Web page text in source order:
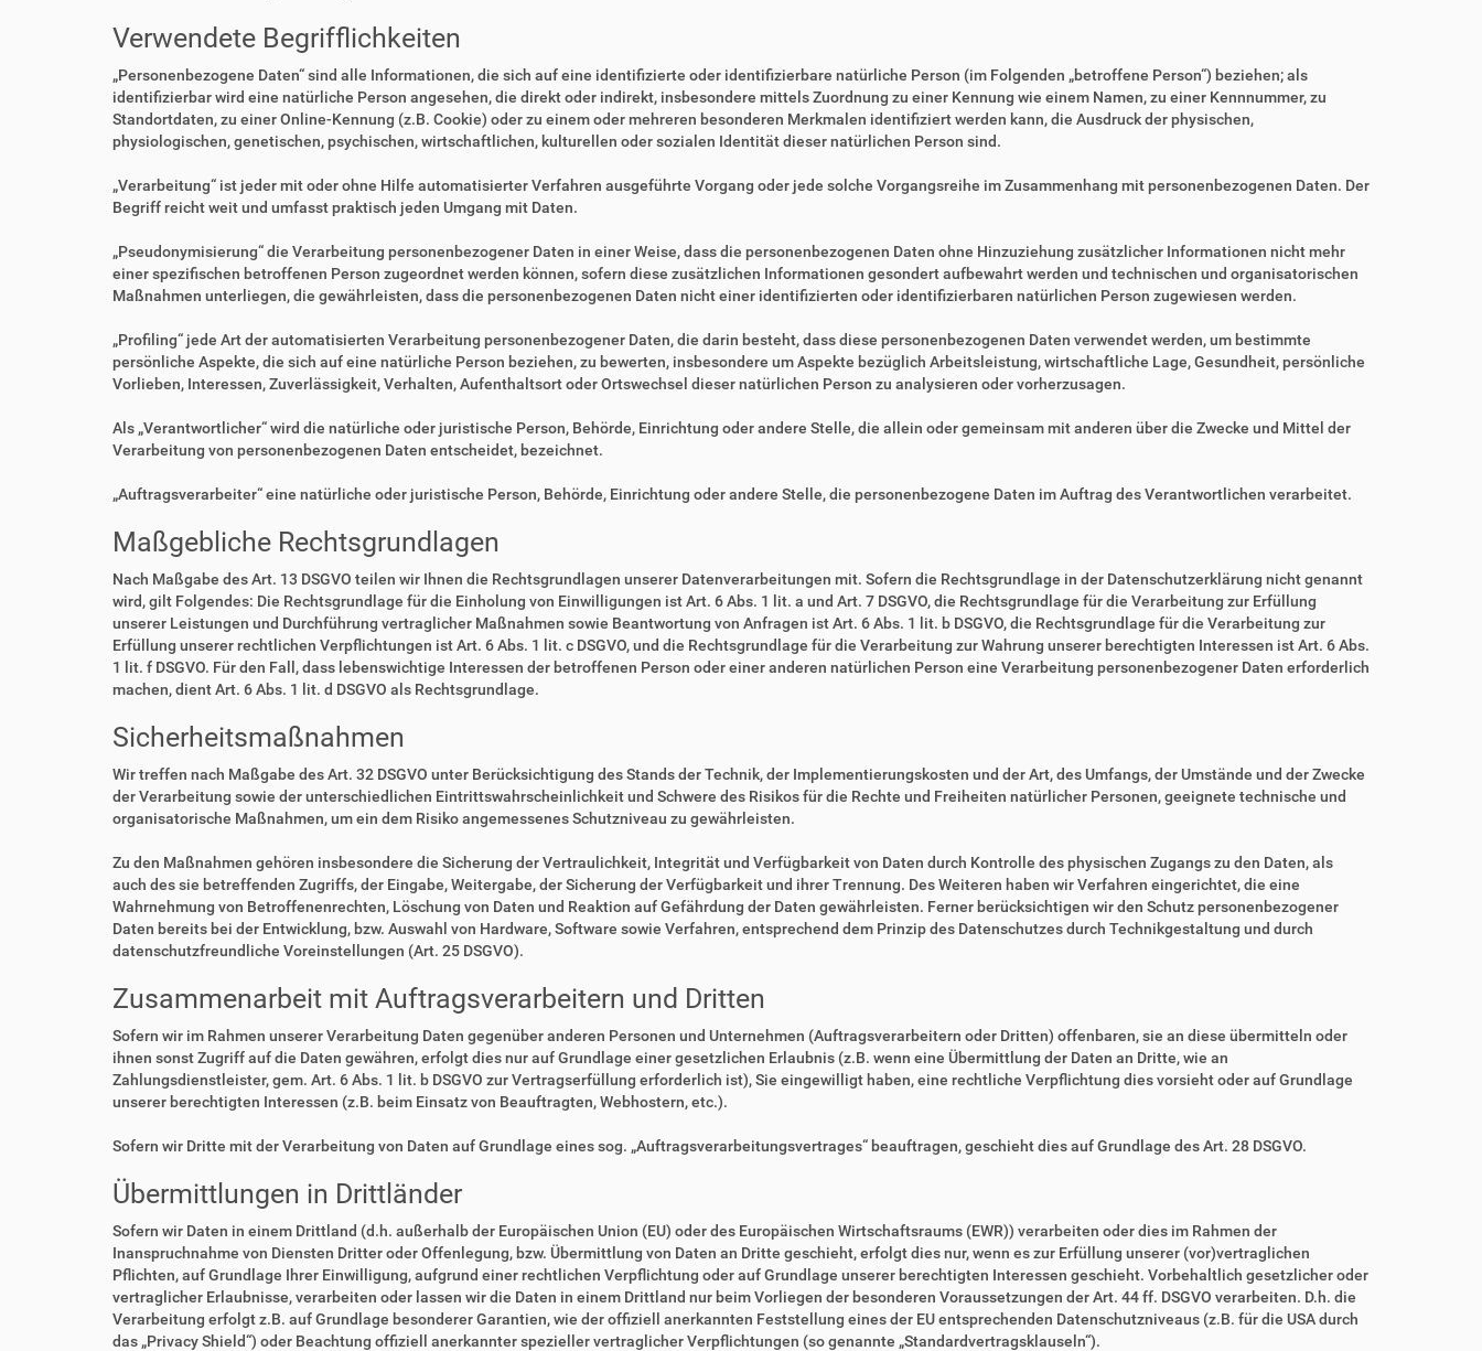
Verwendete Begrifflichkeiten
„Personenbezogene Daten“ sind alle Informationen, die sich auf eine identifizierte oder identifizierbare natürliche Person (im Folgenden „betroffene Person“) beziehen; als
identifizierbar wird eine natürliche Person angesehen, die direkt oder indirekt, insbesondere mittels Zuordnung zu einer Kennung wie einem Namen, zu einer Kennnummer, zu
Standortdaten, zu einer Online-Kennung (z.B. Cookie) oder zu einem oder mehreren besonderen Merkmalen identifiziert werden kann, die Ausdruck der physischen,
physiologischen, genetischen, psychischen, wirtschaftlichen, kulturellen oder sozialen Identität dieser natürlichen Person sind.
„Verarbeitung“ ist jeder mit oder ohne Hilfe automatisierter Verfahren ausgeführte Vorgang oder jede solche Vorgangsreihe im Zusammenhang mit personenbezogenen Daten. Der
Begriff reicht weit und umfasst praktisch jeden Umgang mit Daten.
„Pseudonymisierung“ die Verarbeitung personenbezogener Daten in einer Weise, dass die personenbezogenen Daten ohne Hinzuziehung zusätzlicher Informationen nicht mehr
einer spezifischen betroffenen Person zugeordnet werden können, sofern diese zusätzlichen Informationen gesondert aufbewahrt werden und technischen und organisatorischen
Maßnahmen unterliegen, die gewährleisten, dass die personenbezogenen Daten nicht einer identifizierten oder identifizierbaren natürlichen Person zugewiesen werden.
„Profiling“ jede Art der automatisierten Verarbeitung personenbezogener Daten, die darin besteht, dass diese personenbezogenen Daten verwendet werden, um bestimmte
persönliche Aspekte, die sich auf eine natürliche Person beziehen, zu bewerten, insbesondere um Aspekte bezüglich Arbeitsleistung, wirtschaftliche Lage, Gesundheit, persönliche
Vorlieben, Interessen, Zuverlässigkeit, Verhalten, Aufenthaltsort oder Ortswechsel dieser natürlichen Person zu analysieren oder vorherzusagen.
Als „Verantwortlicher“ wird die natürliche oder juristische Person, Behörde, Einrichtung oder andere Stelle, die allein oder gemeinsam mit anderen über die Zwecke und Mittel der
Verarbeitung von personenbezogenen Daten entscheidet, bezeichnet.
„Auftragsverarbeiter“ eine natürliche oder juristische Person, Behörde, Einrichtung oder andere Stelle, die personenbezogene Daten im Auftrag des Verantwortlichen verarbeitet.
Maßgebliche Rechtsgrundlagen
Nach Maßgabe des Art. 13 DSGVO teilen wir Ihnen die Rechtsgrundlagen unserer Datenverarbeitungen mit. Sofern die Rechtsgrundlage in der Datenschutzerklärung nicht genannt
wird, gilt Folgendes: Die Rechtsgrundlage für die Einholung von Einwilligungen ist Art. 6 Abs. 1 lit. a und Art. 7 DSGVO, die Rechtsgrundlage für die Verarbeitung zur Erfüllung
unserer Leistungen und Durchführung vertraglicher Maßnahmen sowie Beantwortung von Anfragen ist Art. 6 Abs. 1 lit. b DSGVO, die Rechtsgrundlage für die Verarbeitung zur
Erfüllung unserer rechtlichen Verpflichtungen ist Art. 6 Abs. 1 lit. c DSGVO, und die Rechtsgrundlage für die Verarbeitung zur Wahrung unserer berechtigten Interessen ist Art. 6 Abs.
1 lit. f DSGVO. Für den Fall, dass lebenswichtige Interessen der betroffenen Person oder einer anderen natürlichen Person eine Verarbeitung personenbezogener Daten erforderlich
machen, dient Art. 6 Abs. 1 lit. d DSGVO als Rechtsgrundlage.
Sicherheitsmaßnahmen
Wir treffen nach Maßgabe des Art. 32 DSGVO unter Berücksichtigung des Stands der Technik, der Implementierungskosten und der Art, des Umfangs, der Umstände und der Zwecke
der Verarbeitung sowie der unterschiedlichen Eintrittswahrscheinlichkeit und Schwere des Risikos für die Rechte und Freiheiten natürlicher Personen, geeignete technische und
organisatorische Maßnahmen, um ein dem Risiko angemessenes Schutzniveau zu gewährleisten.
Zu den Maßnahmen gehören insbesondere die Sicherung der Vertraulichkeit, Integrität und Verfügbarkeit von Daten durch Kontrolle des physischen Zugangs zu den Daten, als
auch des sie betreffenden Zugriffs, der Eingabe, Weitergabe, der Sicherung der Verfügbarkeit und ihrer Trennung. Des Weiteren haben wir Verfahren eingerichtet, die eine
Wahrnehmung von Betroffenenrechten, Löschung von Daten und Reaktion auf Gefährdung der Daten gewährleisten. Ferner berücksichtigen wir den Schutz personenbezogener
Daten bereits bei der Entwicklung, bzw. Auswahl von Hardware, Software sowie Verfahren, entsprechend dem Prinzip des Datenschutzes durch Technikgestaltung und durch
datenschutzfreundliche Voreinstellungen (Art. 25 DSGVO).
Zusammenarbeit mit Auftragsverarbeitern und Dritten
Sofern wir im Rahmen unserer Verarbeitung Daten gegenüber anderen Personen und Unternehmen (Auftragsverarbeitern oder Dritten) offenbaren, sie an diese übermitteln oder
ihnen sonst Zugriff auf die Daten gewähren, erfolgt dies nur auf Grundlage einer gesetzlichen Erlaubnis (z.B. wenn eine Übermittlung der Daten an Dritte, wie an
Zahlungsdienstleister, gem. Art. 6 Abs. 1 lit. b DSGVO zur Vertragserfüllung erforderlich ist), Sie eingewilligt haben, eine rechtliche Verpflichtung dies vorsieht oder auf Grundlage
unserer berechtigten Interessen (z.B. beim Einsatz von Beauftragten, Webhostern, etc.).
Sofern wir Dritte mit der Verarbeitung von Daten auf Grundlage eines sog. „Auftragsverarbeitungsvertrages“ beauftragen, geschieht dies auf Grundlage des Art. 28 DSGVO.
Übermittlungen in Drittländer
Sofern wir Daten in einem Drittland (d.h. außerhalb der Europäischen Union (EU) oder des Europäischen Wirtschaftsraums (EWR)) verarbeiten oder dies im Rahmen der
Inanspruchnahme von Diensten Dritter oder Offenlegung, bzw. Übermittlung von Daten an Dritte geschieht, erfolgt dies nur, wenn es zur Erfüllung unserer (vor)vertraglichen
Pflichten, auf Grundlage Ihrer Einwilligung, aufgrund einer rechtlichen Verpflichtung oder auf Grundlage unserer berechtigten Interessen geschieht. Vorbehaltlich gesetzlicher oder
vertraglicher Erlaubnisse, verarbeiten oder lassen wir die Daten in einem Drittland nur beim Vorliegen der besonderen Voraussetzungen der Art. 44 ff. DSGVO verarbeiten. D.h. die
Verarbeitung erfolgt z.B. auf Grundlage besonderer Garantien, wie der offiziell anerkannten Feststellung eines der EU entsprechenden Datenschutzniveaus (z.B. für die USA durch
das „Privacy Shield“) oder Beachtung offiziell anerkannter spezieller vertraglicher Verpflichtungen (so genannte „Standardvertragsklauseln“).